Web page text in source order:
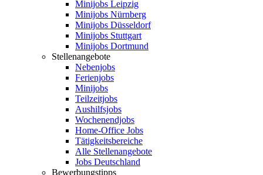
Minijobs Leipzig
Minijobs Nürnberg
Minijobs Düsseldorf
Minijobs Stuttgart
Minijobs Dortmund
Stellenangebote
Nebenjobs
Ferienjobs
Minijobs
Teilzeitjobs
Aushilfsjobs
Wochenendjobs
Home-Office Jobs
Tätigkeitsbereiche
Alle Stellenangebote
Jobs Deutschland
Bewerbungstipps